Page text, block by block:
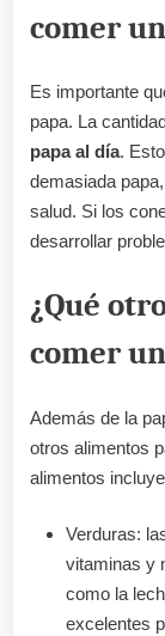
comer
Es importante
papa. La
papa al día.
demasiada
salud. Si los
desarrollar
¿Qué
comer
Además de la
otros alimentos
alimentos
Verduras:
vitaminas y
como la
excelentes